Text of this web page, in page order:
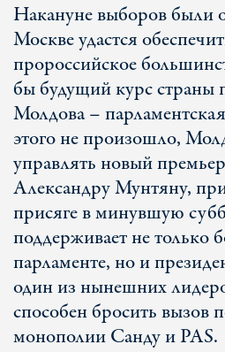
Накануне выборов были
Москве удастся
пророссийское
бы будущий курс страны
Молдова –
этого не произошло,
управлять новый
Александру Мунтяну,
присяге в минувшую
поддерживает не только
парламенте, но и
один из нынешних
способен бросить вызов
монополии Санду и PAS.